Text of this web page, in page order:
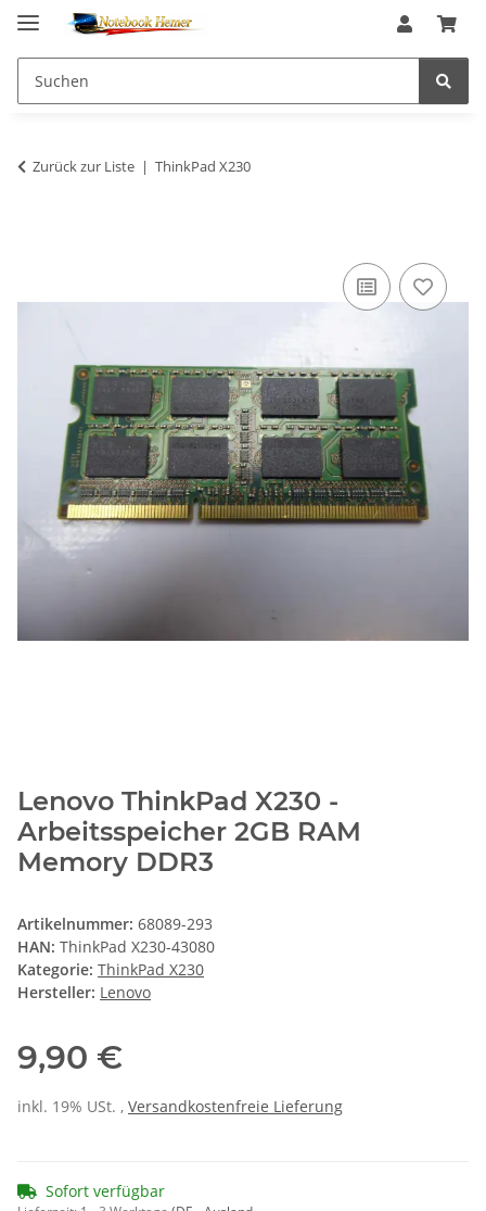
Zurück zur Liste ThinkPad X230
Lenovo ThinkPad X230 -
Arbeitsspeicher 2GB RAM
Memory DDR3
Artikelnummer: 68089-293
HAN: ThinkPad X230-43080
Kategorie: ThinkPad X230
Hersteller: Lenovo
9,90 €
inkl. 19% USt. , Versandkostenfreie Lieferung
Sofort verfügbar